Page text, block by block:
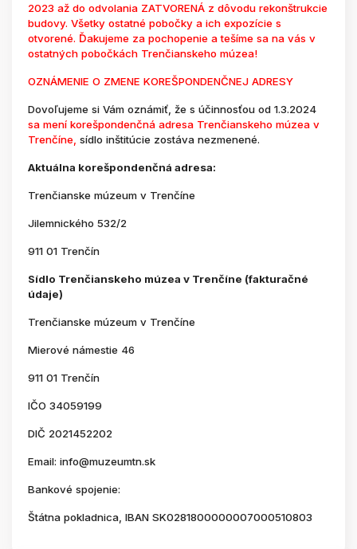
2023 až do odvolania ZATVORENÁ z dôvodu rekonštrukcie
budovy. Všetky ostatné pobočky a ich expozície s
otvorené. Ďakujeme za pochopenie a tešíme sa na vás v
ostatných pobočkách Trenčianskeho múzea!
OZNÁMENIE O ZMENE KOREŠPONDENČNEJ ADRESY
Dovoľujeme si Vám oznámiť, že s účinnosťou od 1.3.2024
sa mení korešpondenčná adresa Trenčianskeho múzea v
Trenčíne, sídlo inštitúcie zostáva nezmenené.
Aktuálna korešpondenčná adresa:
Trenčianske múzeum v Trenčíne
Jilemnického 532/2
911 01 Trenčín
Sídlo Trenčianskeho múzea v Trenčíne (fakturačné
údaje)
Trenčianske múzeum v Trenčíne
Mierové námestie 46
911 01 Trenčín
IČO 34059199
DIČ 2021452202
Email: info@muzeumtn.sk
Bankové spojenie:
Štátna pokladnica, IBAN SK0281800000007000510803